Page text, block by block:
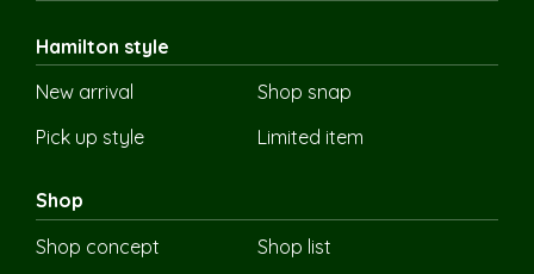
Hamilton style
New arrival
Shop snap
Pick up style
Limited item
Shop
Shop concept
Shop list